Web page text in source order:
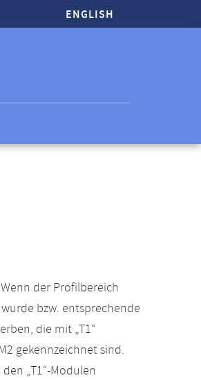
ENGLISH
der Profilbereich
bzw. entsprechende
die mit „T1“
gekennzeichnet sind.
„T1“-Modulen